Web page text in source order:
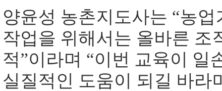
양윤성 농촌지도사는 “농업
작업을 위해서는 올바른 조
적”이라며 “이번 교육이 일
실질적인 도움이 되길 바라